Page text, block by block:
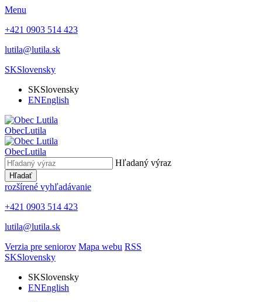
Menu
+421 0903 514 423
lutila@lutila.sk
SKSlovensky
SKSlovensky
ENEnglish
ObecLutila
ObecLutila
Hľadaný výraz
Hľadať
rozšírené vyhľadávanie
+421 0903 514 423
lutila@lutila.sk
Verzia pre seniorov Mapa webu RSS
SKSlovensky
SKSlovensky
ENEnglish